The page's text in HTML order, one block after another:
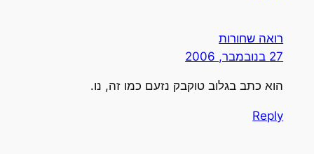
רואה שחורות
27 בנובמבר, 2006
הוא כתב בגלוב טוקבק נזעם כמו זה, נו.
Reply